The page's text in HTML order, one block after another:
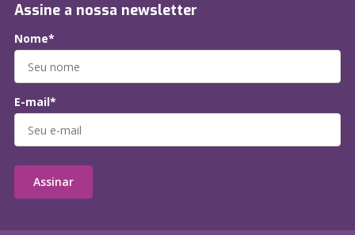
Assine a nossa newsletter
Nome*
E-mail*
Assinar